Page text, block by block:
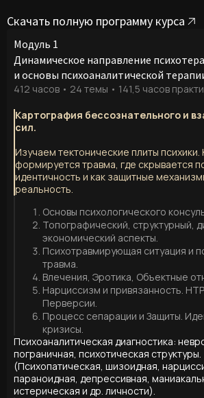
Скачать полную программу курса
Модуль 1
Динамическое направление
и основы психоаналитической
412 часов • 24 темы • 141,5 часов
Картография бессознательного и
сил.
Изучаем тектонические плиты психики.
формируется травма, где скрывается
идентичность и как защитные
реальность.
Основы психологического
Топографический, структурный,
экономический аспекты.
Психотравмирующая ситуация и
травма.
Влечения, Эротика, Объектные
Нарциссизм и привязанность.
Перверсии.
Процесс сепарации и Защиты.
кризисы.
Психоаналитическая диагностика:
пограничная, психотическая структуры.
(Психопатическая, шизоидная,
параноидная, депрессивная,
истерическая и др. личности).